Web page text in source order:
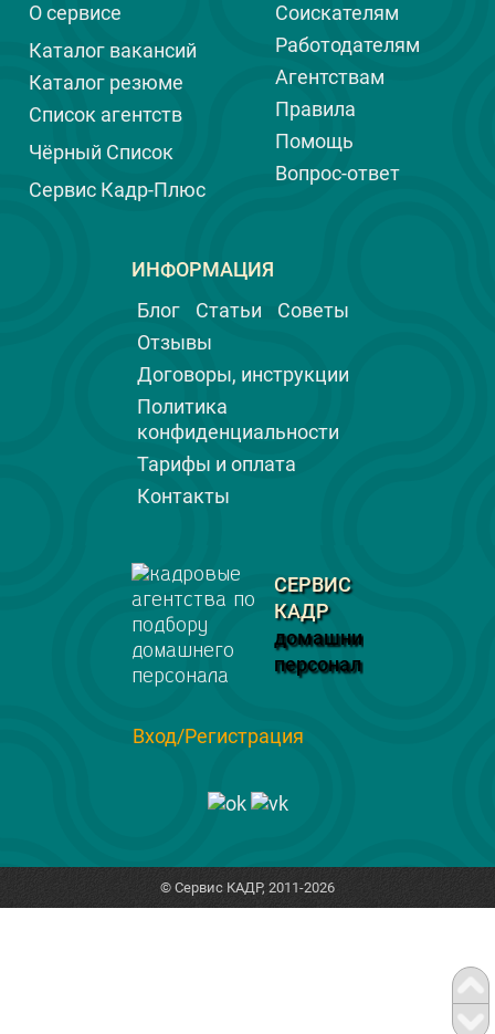
быть осведомленным и уметь
распознавать тревожные сигналы,
чтобы вовремя принять меры, а ещё
лучше, предотвратить воровство.
О сервисе
Каталог вакансий
Каталог резюме
Список агентств
Чёрный Список
Сервис Кадр-Плюс
Соискателям
Работодателям
Агентствам
Правила
Помощь
Вопрос-ответ
ИНФОРМАЦИЯ
Блог
Статьи
Советы
Отзывы
Договоры, инструкции
Политика
конфиденциальности
Тарифы и оплата
Контакты
СЕРВИС
КАДР
домашний
персонал
Вход/Регистрация
© Сервис КАДР, 2011-2026